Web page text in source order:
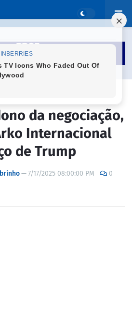
da negociação,
Internacional
de Trump
—7/17/2025 08:00:00 PM 0